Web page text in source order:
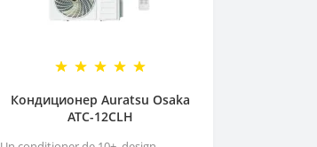
Кондиционер Auratsu Osaka
ATC-12CLH